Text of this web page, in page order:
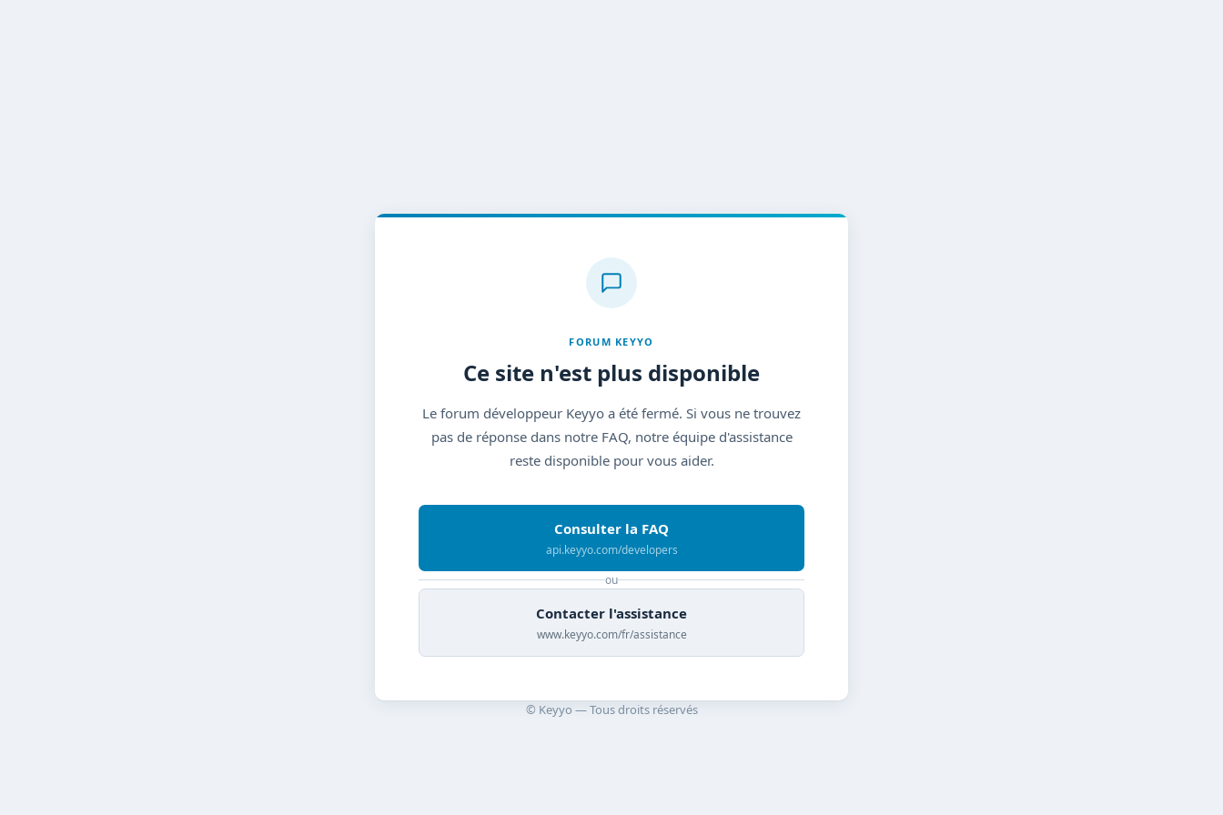
FORUM KEYYO
Ce site n'est plus disponible
Le forum développeur Keyyo a été fermé. Si vous ne trouvez
pas de réponse dans notre FAQ, notre équipe d'assistance
reste disponible pour vous aider.
Consulter la FAQ
api.keyyo.com/developers
ou
Contacter l'assistance
www.keyyo.com/fr/assistance
© Keyyo — Tous droits réservés